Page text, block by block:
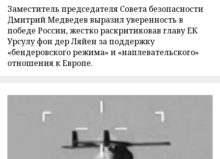
Заместитель председателя Совета безопасности
Дмитрий Медведев выразил уверенность в
победе России, жестко раскритиковав главу ЕК
Урсулу фон дер Ляйен за поддержку
«бендеровского режима» и «наплевательского»
отношения к Европе.